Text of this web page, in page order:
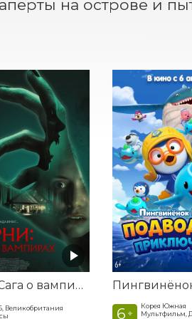
на острове и
Корни: Сага о вампирах
Великобритания
6 +
Корея Южная
Мультфильм,